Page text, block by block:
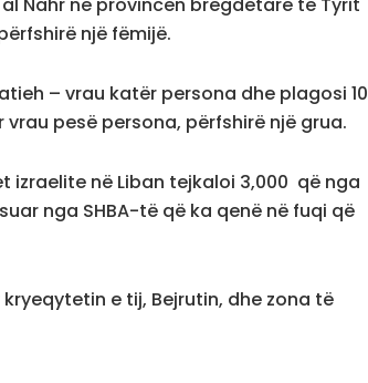
një fëmijë.
– vrau katër persona dhe plagosi 10
pesë persona, përfshirë një grua.
izraelite në Liban tejkaloi 3,000 që nga
nga SHBA-të që ka qenë në fuqi që
e tij, Bejrutin, dhe zona të